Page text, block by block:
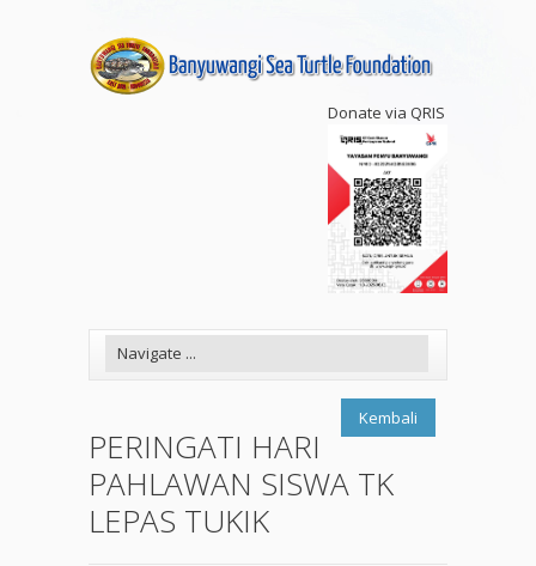
Donate via QRIS
Kembali
PERINGATI HARI
PAHLAWAN SISWA TK
LEPAS TUKIK